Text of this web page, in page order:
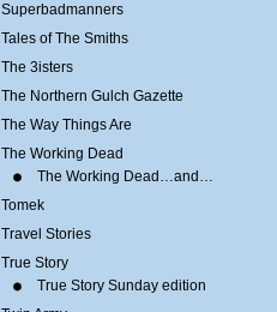
Superbadmanners
Tales of The Smiths
The 3isters
The Northern Gulch Gazette
The Way Things Are
The Working Dead
The Working Dead…and…
Tomek
Travel Stories
True Story
True Story Sunday edition